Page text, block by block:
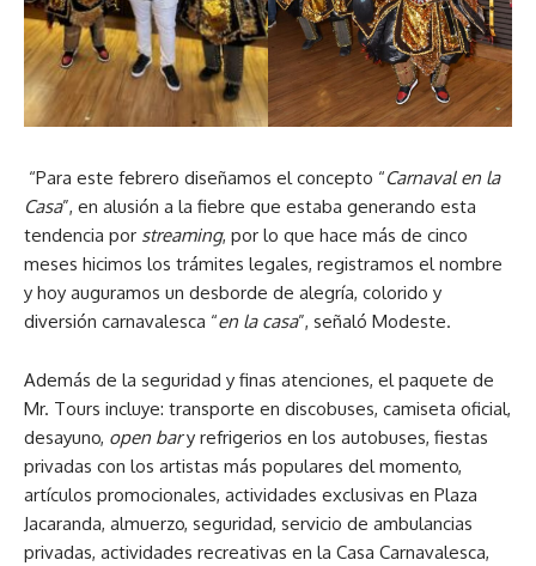
“Para este febrero diseñamos el concepto “Carnaval en la
Casa”, en alusión a la fiebre que estaba generando esta
tendencia por streaming, por lo que hace más de cinco
meses hicimos los trámites legales, registramos el nombre
y hoy auguramos un desborde de alegría, colorido y
diversión carnavalesca “en la casa”, señaló Modeste.
Además de la seguridad y finas atenciones, el paquete de
Mr. Tours incluye: transporte en discobuses, camiseta oficial,
desayuno, open bary refrigerios en los autobuses, fiestas
privadas con los artistas más populares del momento,
artículos promocionales, actividades exclusivas en Plaza
Jacaranda, almuerzo, seguridad, servicio de ambulancias
privadas, actividades recreativas en la Casa Carnavalesca,